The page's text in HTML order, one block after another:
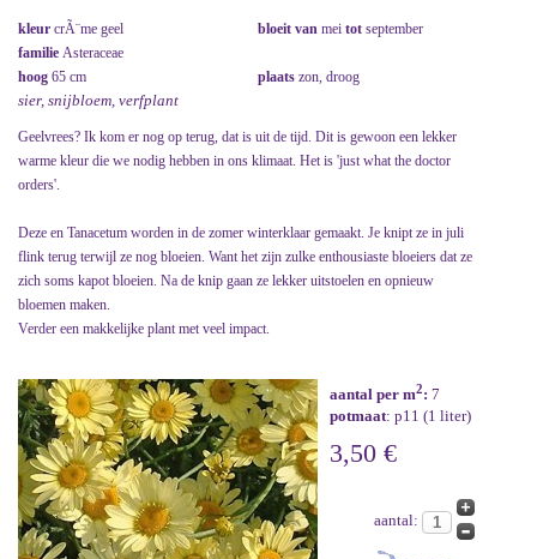
kleur crÃ¨me geel bloeit van mei tot september
familie Asteraceae
hoog 65 cm plaats zon, droog
sier, snijbloem, verfplant
Geelvrees? Ik kom er nog op terug, dat is uit de tijd. Dit is gewoon een lekker
warme kleur die we nodig hebben in ons klimaat. Het is 'just what the doctor
orders'.
Deze en Tanacetum worden in de zomer winterklaar gemaakt. Je knipt ze in juli
flink terug terwijl ze nog bloeien. Want het zijn zulke enthousiaste bloeiers dat ze
zich soms kapot bloeien. Na de knip gaan ze lekker uitstoelen en opnieuw
bloemen maken.
Verder een makkelijke plant met veel impact.
aantal per m2: 7
potmaat: p11 (1 liter)
3,50 €
aantal: